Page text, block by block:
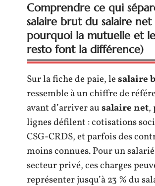
Comprendre ce qui
salaire brut du salaire net
pourquoi la mutuelle et
resto font la différence)
Sur la fiche de paie, lesalaire
ressemble à un chiffre de
avant d’arriver ausalaire net,
lignes défilent : cotisations
CSG-CRDS, et parfois des
moins connues. Pour un
secteur privé, ces charges
représenter jusqu’à 23 % du